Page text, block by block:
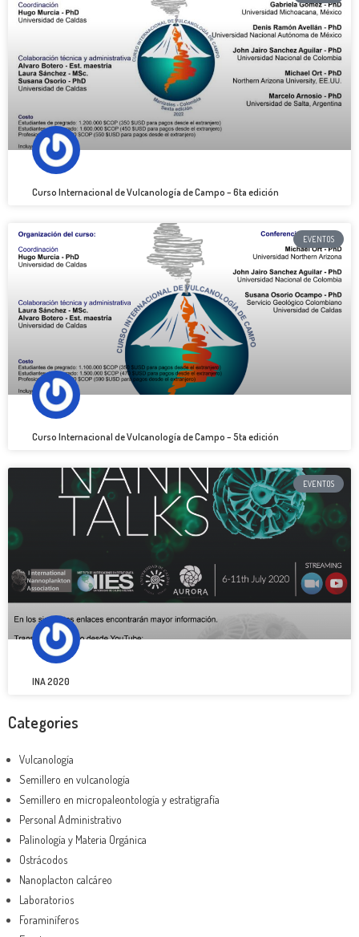
Curso Internacional de Vulcanología de Campo – 6ta edición
EVENTOS
Curso Internacional de Vulcanología de Campo – 5ta edición
EVENTOS
INA 2020
Categories
Vulcanología
Semillero en vulcanología
Semillero en micropaleontología y estratigrafía
Personal Administrativo
Palinología y Materia Orgánica
Ostrácodos
Nanoplacton calcáreo
Laboratorios
Foraminíferos